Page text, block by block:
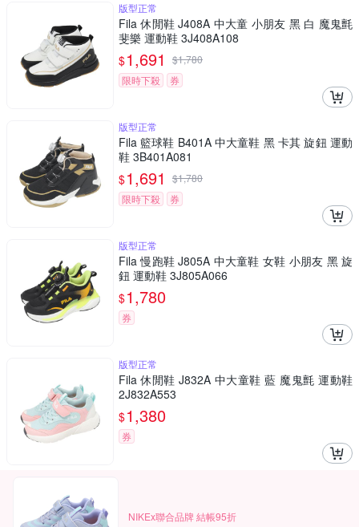
版型正常
Fila 休閒鞋 J408A 中大童 小朋友 黑 白 魔鬼氈
斐樂 運動鞋 3J408A108
$1,691 $1,780
限時下殺
券
版型正常
Fila 籃球鞋 B401A 中大童鞋 黑 卡其 旋鈕 運動
鞋 3B401A081
$1,691 $1,780
限時下殺
券
版型正常
Fila 慢跑鞋 J805A 中大童鞋 女鞋 小朋友 黑 旋
鈕 運動鞋 3J805A066
$1,780
券
版型正常
Fila 休閒鞋 J832A 中大童鞋 藍 魔鬼氈 運動鞋
2J832A553
$1,380
券
NIKEx聯合品牌 結帳95折